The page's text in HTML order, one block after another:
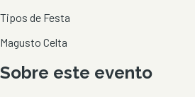
Tipos de Festa
Magusto Celta
Sobre este evento